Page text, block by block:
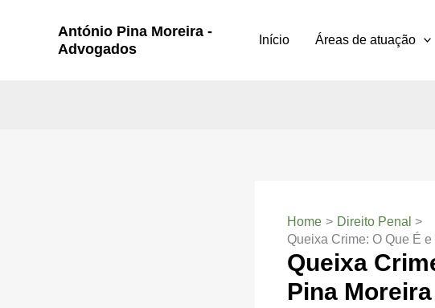
António Pina Moreira -
Advogados
Início Áreas de atuação
Home
Direito Penal
Queixa Crime: O Que É
Queixa
Pina